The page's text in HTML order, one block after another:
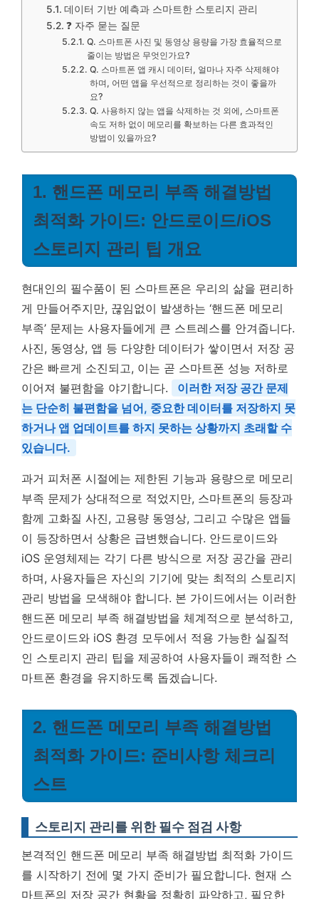
데이터 기반 예측과 스마트한 스토리지 관리
❓ 자주 묻는 질문
Q. 스마트폰 사진 및 동영상 용량을 가장 효율적으로
줄이는 방법은 무엇인가요?
Q. 스마트폰 앱 캐시 데이터, 얼마나 자주 삭제해야
하며, 어떤 앱을 우선적으로 정리하는 것이 좋을까
요?
Q. 사용하지 않는 앱을 삭제하는 것 외에, 스마트폰
속도 저하 없이 메모리를 확보하는 다른 효과적인
방법이 있을까요?
1. 핸드폰 메모리 부족 해결방법
최적화 가이드: 안드로이드/iOS
스토리지 관리 팁 개요
현대인의 필수품이 된 스마트폰은 우리의 삶을 편리하
게 만들어주지만, 끊임없이 발생하는 ‘핸드폰 메모리
부족’ 문제는 사용자들에게 큰 스트레스를 안겨줍니다.
사진, 동영상, 앱 등 다양한 데이터가 쌓이면서 저장 공
간은 빠르게 소진되고, 이는 곧 스마트폰 성능 저하로
이어져 불편함을 야기합니다.
이러한 저장 공간 문제
는 단순히 불편함을 넘어, 중요한 데이터를 저장하지 못
하거나 앱 업데이트를 하지 못하는 상황까지 초래할 수
있습니다.
과거 피처폰 시절에는 제한된 기능과 용량으로 메모리
부족 문제가 상대적으로 적었지만, 스마트폰의 등장과
함께 고화질 사진, 고용량 동영상, 그리고 수많은 앱들
이 등장하면서 상황은 급변했습니다. 안드로이드와
iOS 운영체제는 각기 다른 방식으로 저장 공간을 관리
하며, 사용자들은 자신의 기기에 맞는 최적의 스토리지
관리 방법을 모색해야 합니다. 본 가이드에서는 이러한
핸드폰 메모리 부족 해결방법을 체계적으로 분석하고,
안드로이드와 iOS 환경 모두에서 적용 가능한 실질적
인 스토리지 관리 팁을 제공하여 사용자들이 쾌적한 스
마트폰 환경을 유지하도록 돕겠습니다.
2. 핸드폰 메모리 부족 해결방법
최적화 가이드: 준비사항 체크리
스트
스토리지 관리를 위한 필수 점검 사항
본격적인 핸드폰 메모리 부족 해결방법 최적화 가이드
를 시작하기 전에 몇 가지 준비가 필요합니다. 현재 스
마트폰의 저장 공간 현황을 정확히 파악하고, 필요한